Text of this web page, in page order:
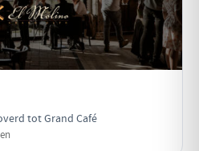
tot Grand Café